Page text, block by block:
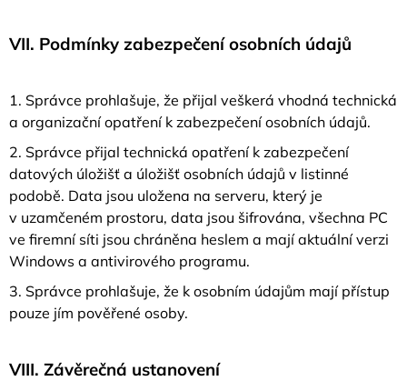
VII. Podmínky zabezpečení osobních údajů
1. Správce prohlašuje, že přijal veškerá vhodná technická
a organizační opatření k zabezpečení osobních údajů.
2. Správce přijal technická opatření k zabezpečení
datových úložišť a úložišť osobních údajů v listinné
podobě. Data jsou uložena na serveru, který je
v uzamčeném prostoru, data jsou šifrována, všechna PC
ve firemní síti jsou chráněna heslem a mají aktuální verzi
Windows a antivirového programu.
3. Správce prohlašuje, že k osobním údajům mají přístup
pouze jím pověřené osoby.
VIII. Závěrečná ustanovení